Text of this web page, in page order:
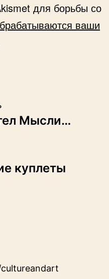
для борьбы со
ваши
Мысли…
куплеты